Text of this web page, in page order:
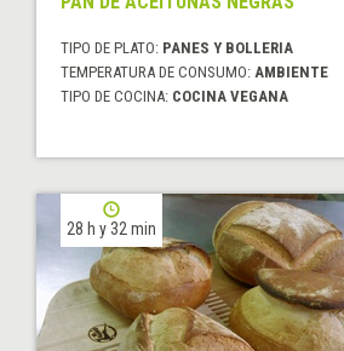
TIPO DE PLATO: PANES Y BOLLERIA
TEMPERATURA DE CONSUMO: AMBIENTE
TIPO DE COCINA: COCINA VEGANA
28 h y 32 min